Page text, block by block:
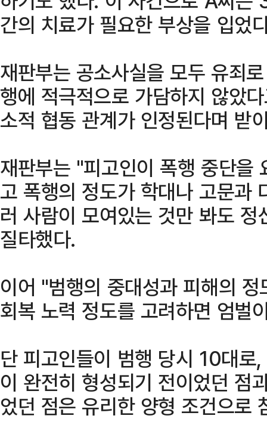
간의 치료가 필요한 부상을 입었
재판부는 공소사실을 모두 유죄
행에 적극적으로 가담하지 않았
소적 협동 관계가 인정된다며 받
재판부는 "피고인이 폭행 중단을
고 폭행의 정도가 학대나 고문과
러 사람이 모여있는 것만 봐도
질타했다.
이어 "범행의 중대성과 피해의
회복 노력 정도를 고려하면 엄벌
단 피고인들이 범행 당시 10대로
이 완전히 형성되기 전이었던 점
었던 점은 유리한 양형 조건으로